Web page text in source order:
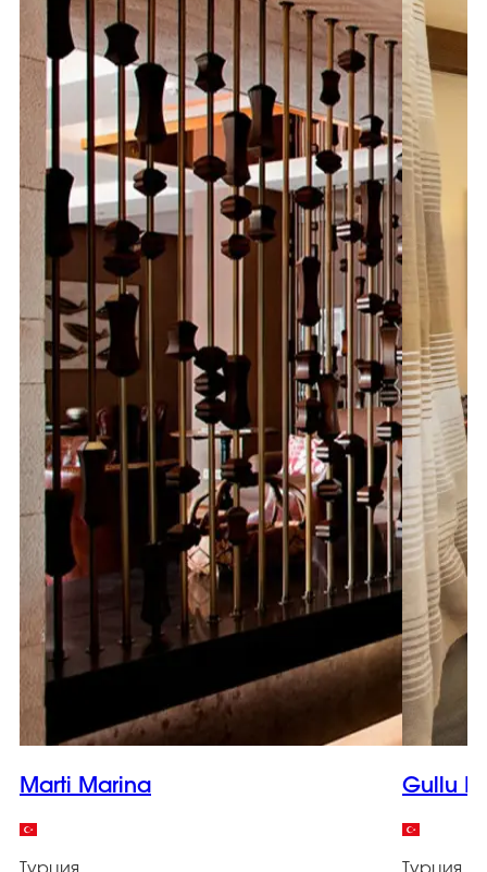
Marti Marina Gullu